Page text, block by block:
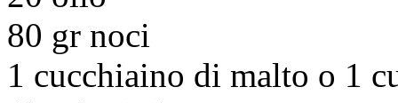
80 gr noci
1 cucchiaino di malto o 1